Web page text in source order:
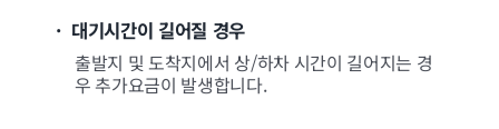
· 대기시간이 길어질 경우
출발지 및 도착지에서 상/하차 시간이 길어지는 경
우 추가요금이 발생합니다.